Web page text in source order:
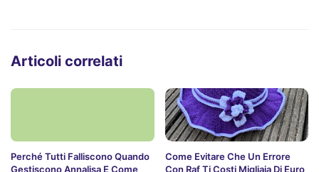
Articoli correlati
Perché Tutti Falliscono Quando
Gestiscono Annalisa E Come
Come Evitare Che Un Errore
Con Raf Ti Costi Migliaia Di Euro